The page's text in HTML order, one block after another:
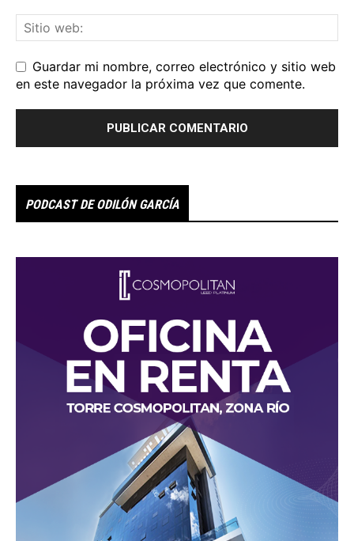
Guardar mi nombre, correo electrónico y sitio web
en este navegador la próxima vez que comente.
PODCAST DE ODILÓN GARCÍA